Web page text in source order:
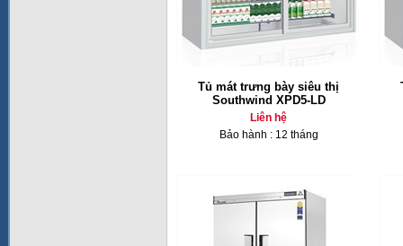
Tủ mát trưng bày siêu thị
Southwind XPD5-LD
Liên hệ
Bảo hành : 12 tháng